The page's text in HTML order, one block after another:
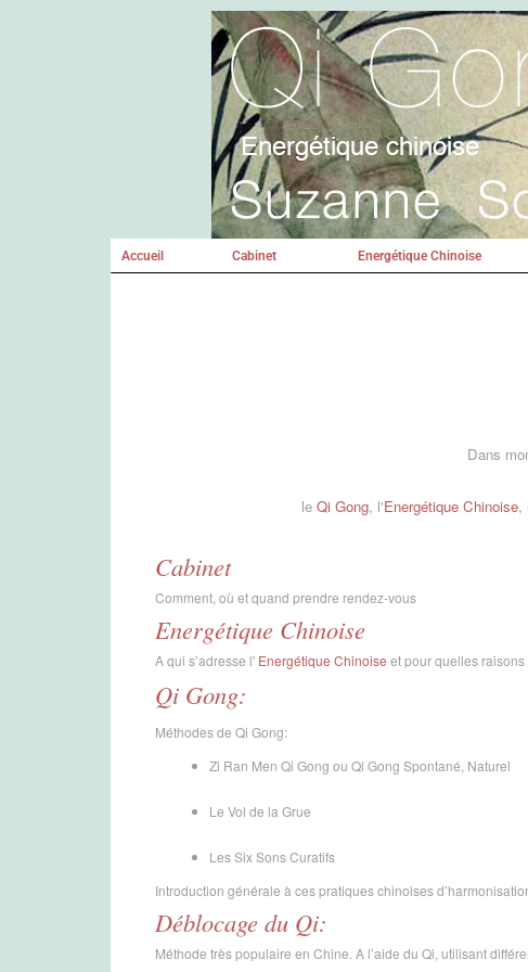
Accueil Cabinet Energétique Chinoise
Dans
le Qi Gong, l'Energétique Chinoise,
Cabinet
Comment, où et quand prendre rendez-vous
Energétique Chinoise
A qui s’adresse l' Energétique Chinoise et pour quelles raisons
Qi Gong:
Méthodes de Qi Gong:
Zi Ran Men Qi Gong ou Qi Gong Spontané, Naturel
Le Vol de la Grue
Les Six Sons Curatifs
Introduction générale à ces pratiques chinoises
Déblocage du Qi:
Méthode très populaire en Chine. A l’aide du Qi, utilisant